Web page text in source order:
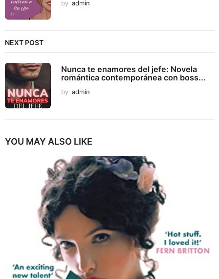
by admin
NEXT POST
Nunca te enamores del jefe: Novela
romántica contemporánea con boss...
by admin
YOU MAY ALSO LIKE